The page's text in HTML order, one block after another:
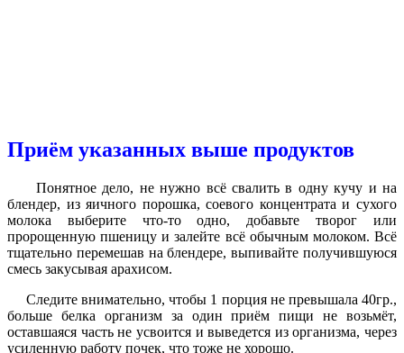
Приём указанных выше продуктов
Понятное дело, не нужно всё свалить в одну кучу и на
блендер, из яичного порошка, соевого концентрата и сухого
молока выберите что-то одно, добавьте творог или
пророщенную пшеницу и залейте всё обычным молоком. Всё
тщательно перемешав на блендере, выпивайте получившуюся
смесь закусывая арахисом.
Следите внимательно, чтобы 1 порция не превышала 40гр.,
больше белка организм за один приём пищи не возьмёт,
оставшаяся часть не усвоится и выведется из организма, через
усиленную работу почек, что тоже не хорошо.